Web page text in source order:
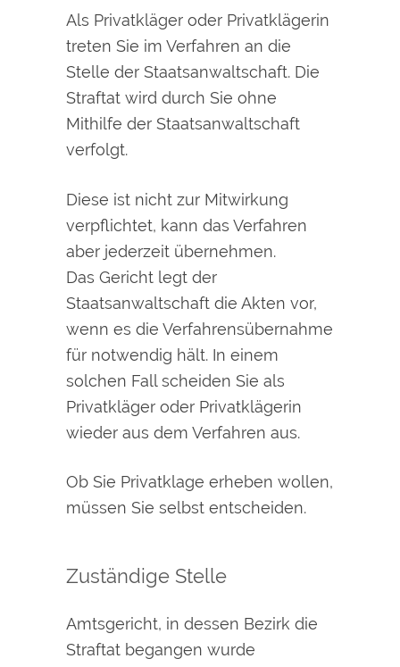
Als Privatkläger oder Privatklägerin
treten Sie im Verfahren an die
Stelle der Staatsanwaltschaft. Die
Straftat wird durch Sie ohne
Mithilfe der Staatsanwaltschaft
verfolgt.
Diese ist nicht zur Mitwirkung
verpflichtet, kann das Verfahren
aber jederzeit übernehmen.
Das Gericht legt der
Staatsanwaltschaft die Akten vor,
wenn es die Verfahrensübernahme
für notwendig hält. In einem
solchen Fall scheiden Sie als
Privatkläger oder Privatklägerin
wieder aus dem Verfahren aus.
Ob Sie Privatklage erheben wollen,
müssen Sie selbst entscheiden.
Zuständige Stelle
Amtsgericht, in dessen Bezirk die
Straftat begangen wurde